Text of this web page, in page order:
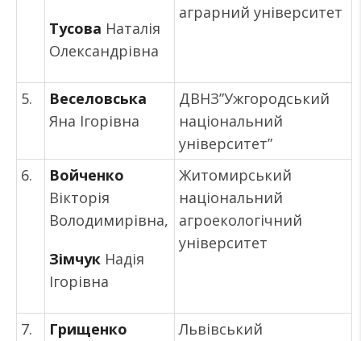
Тусова Наталія
Олександрівна
аграрний університет
5.
Веселовська
Яна Ігорівна
ДВНЗ”Ужгородський
національний
університет”
6.
Войченко
Вікторія
Володимирівна,
Зімчук Надія
Ігорівна
Житомирський
національний
агроекологічний
університет
7.
Грищенко
Львівський